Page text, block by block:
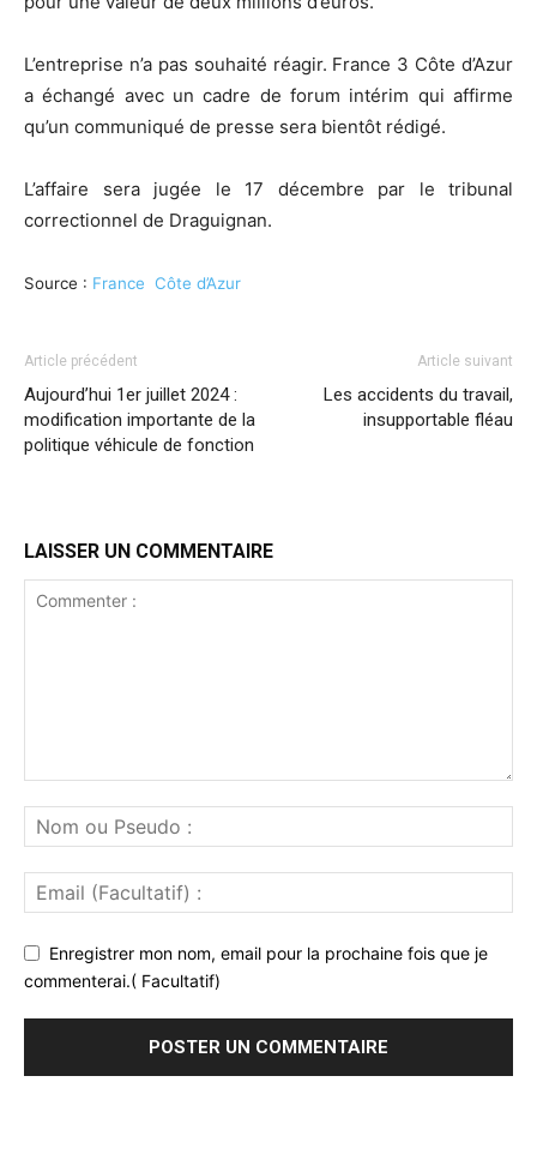
L’entreprise n’a pas souhaité réagir. France 3 Côte d’Azur
a échangé avec un cadre de forum intérim qui affirme
qu’un communiqué de presse sera bientôt rédigé.
L’affaire sera jugée le 17 décembre par le tribunal
correctionnel de Draguignan.
Source : France Côte d’Azur
Article précédent
Aujourd’hui 1er juillet 2024 :
modification importante de la
politique véhicule de fonction
Article suivant
Les accidents du travail,
insupportable fléau
LAISSER UN COMMENTAIRE
Enregistrer mon nom, email pour la prochaine fois que je
commenterai.( Facultatif)